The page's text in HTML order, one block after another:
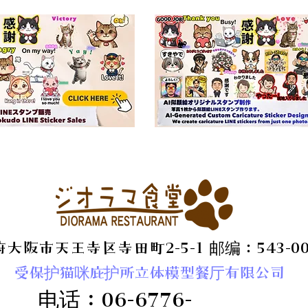
大阪市天王寺区寺田町2-5-1 邮编：543-
受保护猫咪庇护所立体模型餐厅有限公司
电话：06-6776-